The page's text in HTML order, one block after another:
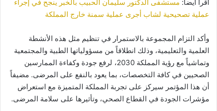
اقرا ايضا: مستشفى الدكتور سليمان الحبيب بالخبر ينجح في إجراء
عملية تصحيحية لشاب أجرى عملية سمنة خارج المملكة
وأكد التزام المجموعة بالاستمرار في تنظيم مثل هذه الأنشطة
العلمية والتعليمية، وذلك انطلاقاً من مسؤولياتها الطبية والمجتمعية
وتماشياً مع رؤية المملكة 2030، لرفع جودة وكفاءة الممارسين
الصحيين في كافة التخصصات، بما يعود بالنفع على المرضى. مضيفاً
أن هذا المؤتمر سيركز على تجربة المملكة المتميزة مع استعراض
مؤشرات الجودة في القطاع الصحي، وتأثيرها على سلامة المرضى.